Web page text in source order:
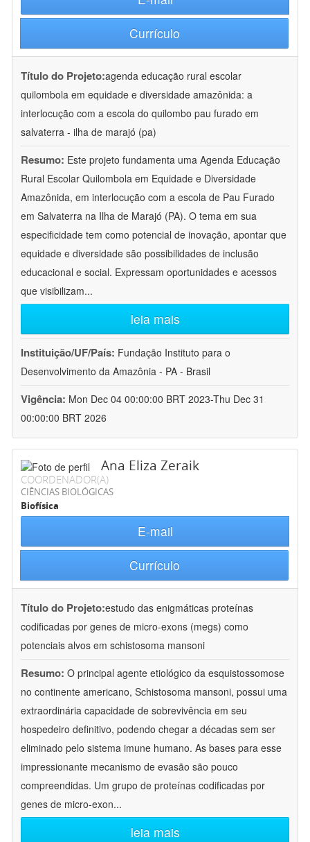
Currículo
Título do Projeto:agenda educação rural escolar
quilombola em equidade e diversidade amazônida: a
interlocução com a escola do quilombo pau furado em
salvaterra - ilha de marajó (pa)
Resumo: Este projeto fundamenta uma Agenda Educação
Rural Escolar Quilombola em Equidade e Diversidade
Amazônida, em interlocução com a escola de Pau Furado
em Salvaterra na Ilha de Marajó (PA). O tema em sua
especificidade tem como potencial de inovação, apontar que
equidade e diversidade são possibilidades de inclusão
educacional e social. Expressam oportunidades e acessos
que visibilizam...
leia mais
Instituição/UF/País: Fundação Instituto para o
Desenvolvimento da Amazônia - PA - Brasil
Vigência: Mon Dec 04 00:00:00 BRT 2023-Thu Dec 31
00:00:00 BRT 2026
Ana Eliza Zeraik
COORDENADOR(A)
CIÊNCIAS BIOLÓGICAS
Biofísica
E-mail
Currículo
Título do Projeto:estudo das enigmáticas proteínas
codificadas por genes de micro-exons (megs) como
potenciais alvos em schistosoma mansoni
Resumo: O principal agente etiológico da esquistossomose
no continente americano, Schistosoma mansoni, possui uma
extraordinária capacidade de sobrevivência em seu
hospedeiro definitivo, podendo chegar a décadas sem ser
eliminado pelo sistema imune humano. As bases para esse
impressionante mecanismo de evasão são pouco
compreendidas. Um grupo de proteínas codificadas por
genes de micro-exon...
leia mais